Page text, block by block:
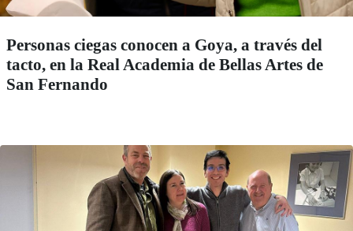
Personas ciegas conocen a Goya, a través del
tacto, en la Real Academia de Bellas Artes de
San Fernando